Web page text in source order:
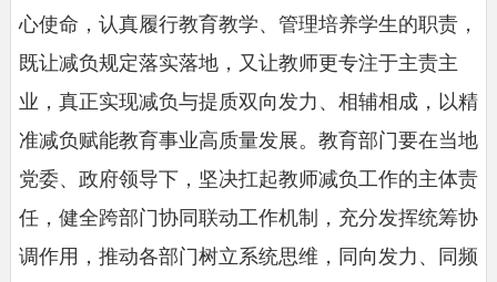
心使命，认真履行教育教学、管理培养学生的职责，
既让减负规定落实落地，又让教师更专注于主责主
业，真正实现减负与提质双向发力、相辅相成，以精
准减负赋能教育事业高质量发展。教育部门要在当地
党委、政府领导下，坚决扛起教师减负工作的主体责
任，健全跨部门协同联动工作机制，充分发挥统筹协
调作用，推动各部门树立系统思维，同向发力、同频